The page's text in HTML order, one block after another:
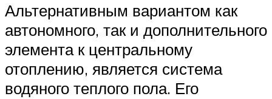
Альтернативным вариантом как
автономного, так и дополнительного
элемента к центральному
отоплению, является система
водяного теплого пола. Его